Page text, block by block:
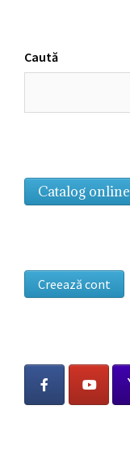
Caută
Catalog online
Creează cont